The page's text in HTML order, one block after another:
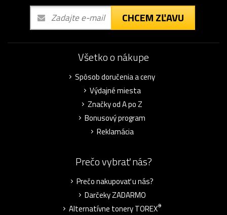
CHCEM ZĽAVU
Všetko o nákupe
Spôsob doručenia a ceny
Výdajné miesta
Značky od A po Z
Bonusový program
Reklamácia
Prečo vybrať nás?
Prečo nakupovať u nás?
Darčeky ZADARMO
Alternatívne tonery TOREX®